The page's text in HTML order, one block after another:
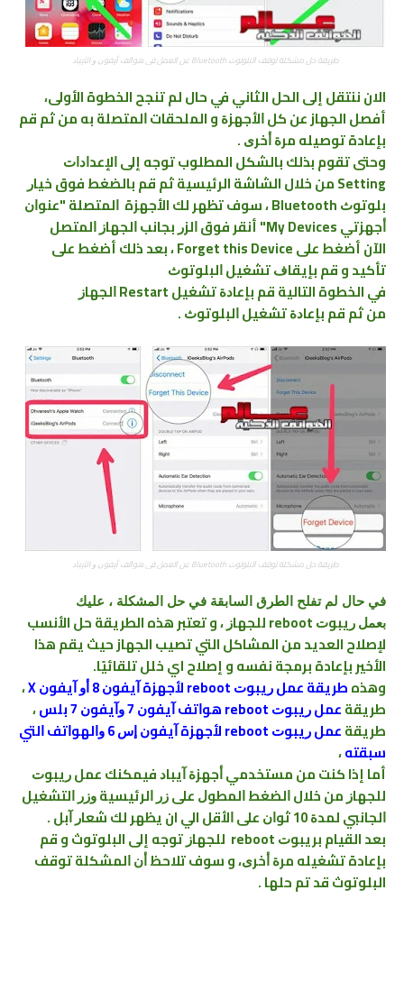
طريقة حل ﻣﺸﻜﻠﺔ ﺗﻮﻗﻒ ﺍﻟﺒﻠﻮﺗﻮﺙ Bluetooth ﻋﻦ ﺍﻟﻌﻤﻞ ﻓﻲ ﻫﻮﺍﺗﻒ ﺁﻳﻔﻮﻥ ﻭ الآﻳﺒﺎﺩ
الان ننتقل إلى الحل الثاني في حال لم تنجح الخطوة الأولى،
أفصل الجهاز عن كل ﺍﻷﺟﻬﺰﺓ و الملحقات ﺍﻟﻤﺘﺼﻠﺔ به من ثم قم
بإعادة ﺗﻮﺻﻴﻠﻪ ﻣﺮﺓ ﺃﺧﺮﻯ .
وحتى تقوم بذلك بالشكل المطلوب توجه إلى ﺍﻹﻋﺪﺍﺩﺍﺕ
Setting من خلال الشاشة الرئيسية ثم قم بالضغط فوق ﺧﻴﺎﺭ
ﺑﻠﻮﺗﻮﺙ Bluetooth ، سوف تظهر لك الأجهزة ﺍﻟﻤﺘﺼﻠﺔ "ﻋﻨﻮﺍﻥ
ﺃﺟﻬﺰﺗﻲ My Devices" أنقر فوق ﺍﻟﺰﺭ بجانب ﺍﻟﺠﻬﺎﺯ ﺍﻟﻤﺘﺼﻞ
الآن أﺿﻐﻂ ﻋﻠﻰ Forget this Device ، بعد ذلك أﺿﻐﻂ ﻋﻠﻰ
ﺗﺄﻛﻴﺪ و ﻗﻢ ﺑﺈﻳﻘﺎﻑ ﺗﺸﻐﻴﻞ ﺍﻟﺒﻠﻮﺗﻮﺙ
في الخطوة التالية قم ﺑﺈﻋﺎﺩﺓ ﺗﺸﻐﻴﻞ Restart ﺍﻟﺠﻬﺎﺯ
من ثم ﻗﻢ ﺑﺈﻋﺎﺩﺓ ﺗﺸﻐﻴﻞ ﺍﻟﺒﻠﻮﺗﻮﺙ .
طريقة حل ﻣﺸﻜﻠﺔ ﺗﻮﻗﻒ ﺍﻟﺒﻠﻮﺗﻮﺙ Bluetooth ﻋﻦ ﺍﻟﻌﻤﻞ ﻓﻲ ﻫﻮﺍﺗﻒ ﺁﻳﻔﻮﻥ ﻭ الآﻳﺒﺎﺩ
في حال لم تفلح الطرق السابقة في حل المشكلة ، عليك
بعمل
ﺭﻳﺒﻮﺕ reboot ﻟﻠﺠﻬﺎﺯ ، و تعتبر هذه الطريقة حل الأنسب
لإصلاح العديد من المشاكل التي تصيب الجهاز حيث يقم هذا
الأخير بإعادة برمجة نفسه و إصلاح اي خلل تلقائيًا.
وهذهطريقة عمل ﺭﻳﺒﻮﺕ reboot لأجهزة ﺁﻳﻔﻮﻥ 8 ﺃﻭ ﺁﻳﻔﻮﻥ X
،
طريقةعمل ﺭﻳﺒﻮﺕ reboot ﻫﻮﺍﺗﻒ ﺁﻳﻔﻮﻥ 7 ﻭﺁﻳﻔﻮﻥ 7 ﺑﻠﺲ
،
طريقة
عمل ﺭﻳﺒﻮﺕ reboot لأجهزة ﺁﻳﻔﻮﻥ ﺇﺱ 6 ﻭﺍﻟﻬﻮﺍﺗﻒ ﺍﻟﺘﻲ
ﺳﺒﻘﺘﻪ،
أما إذا كنت من مستخدمي ﺃﺟﻬﺰﺓ ﺁﻳﺒﺎﺩ فيمكنك ﻋﻤﻞ ﺭﻳﺒﻮﺕ
ﻟﻠﺠﻬﺎﺯ من خلال ﺍﻟﻀﻐﻂ ﺍﻟﻤﻄﻮﻝ ﻋﻠﻰ ﺯﺭ ﺍﻟﺮﺋﻴﺴﻴﺔ ﻭﺯﺭ ﺍﻟﺘﺸﻐﻴﻞ
ﺍﻟﺠﺎﻧﺒﻲ ﻟﻤﺪﺓ 10 ﺛﻮﺍﻥ ﻋﻠﻰ ﺍﻷﻗﻞ الي ان يظهر لك ﺷﻌﺎﺭ ﺁﺑﻞ .
ﺑﻌﺪ القيام برﻳﺒﻮﺕ reboot ﻟﻠﺠﻬﺎﺯ توجه إلى البلوتوث و قم
بإعادة تشغيله ﻣﺮﺓ ﺃﺧﺮﻯ، و سوف تلاحظ ﺃﻥ ﺍﻟﻤﺸﻜﻠﺔ توقف
البلوتوث ﻗﺪ ﺗﻢ ﺣﻠﻬﺎ .